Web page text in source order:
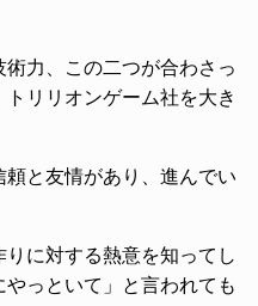
力、この二つが合わさっ
リリオンゲーム社を大き
と友情があり、進んでい
に対する熱意を知ってし
っといて」と言われても